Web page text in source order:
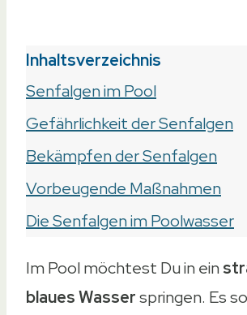
Inhaltsverzeichnis
Senfalgen im Pool
Gefährlichkeit der Senfalgen
Bekämpfen der Senfalgen
Vorbeugende Maßnahmen
Die Senfalgen im Poolwasser
Im Pool möchtest Du in ein
blaues Wasserspringen. Es